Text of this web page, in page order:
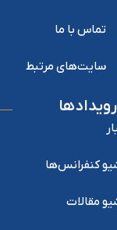
تماس با ما
سایت‌های مرتبط
رویدادها
کنفرانس‌ها
مقالات